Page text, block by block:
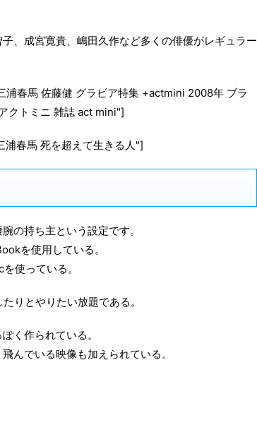
、成宮寛貴、嶋田久作など多くの俳優がレギュラー
春馬 佐藤健 グラビア特集 +actmini 2008年 ブラ
クトミニ 雑誌 act mini"]
春馬 死を超えて生きる人"]
の持ち主という設定です。
を使用している。
使っている。
りとやりたい放題である。
く作られている。
んでいる映像も加えられている。